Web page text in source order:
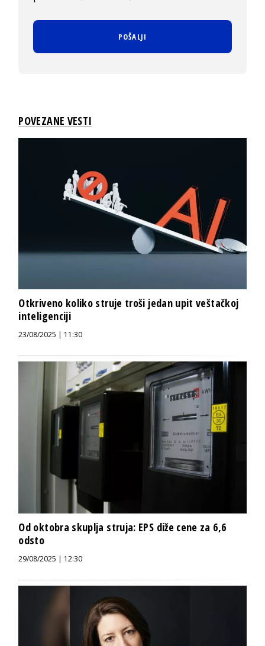
POVEZANE VESTI
Otkriveno koliko struje troši jedan upit veštačkoj
inteligenciji
23/08/2025 | 11:30
Od oktobra skuplja struja: EPS diže cene za 6,6
odsto
29/08/2025 | 12:30